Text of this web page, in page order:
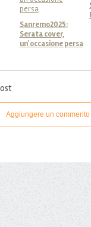
Sanremo2025:
Serata cover,
un'occasione persa
Aggiungere un commento